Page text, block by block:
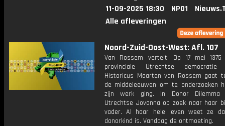
11-09-2025 18:30 NPO1
Alle afleveringen
Noord-Zuid-Oost-West: Afl. 107
Van Rossem vertelt: Op 17 mei
provinciale Utrechtse democratie
Historicus Maarten van Rossem gaat
de middeleeuwen om te onderzoeken
zijn werk ging. In Donor
Utrechtse Jovanna op zoek naar haar
vader. Al haar hele leven weet ze
donorkind is. Vandaag de ontmoeting.